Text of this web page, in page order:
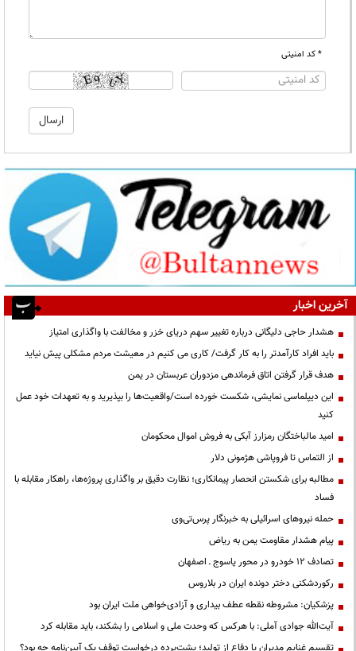
* کد امنیتی
آخرین اخبار
هشدار حاجی دلیگانی درباره تغییر سهم دریای خزر و مخالفت با واگذاری امتیاز
باید افراد کارآمدتر را به کار گرفت/ کاری می کنیم در معیشت مردم مشکلی پیش نیاید
هدف قرار گرفتن اتاق‌ فرماندهی مزدوران عربستان در یمن
این دیپلماسی نمایشی، شکست خورده است/واقعیت‌ها را بپذیرید و به تعهدات خود عمل
کنید
امید مالباختگان رمزارز آبکی به فروش اموال محکومان
از التماس تا فروپاشی هژمونی دلار
مطالبه برای شکستن انحصار پیمانکاری؛ نظارت دقیق بر واگذاری پروژه‌ها، راهکار مقابله با
فساد
حمله نیروهای اسرائیلی به خبرنگار پرس‌تی‌وی
پیام هشدار مقاومت یمن به ریاض
تصادف ۱۲ خودرو در محور یاسوج ـ اصفهان
رکوردشکنی دختر دونده ایران در بلاروس
پزشکیان: مشروطه نقطه عطف بیداری و آزادی‌خواهی ملت ایران بود
آیت‌الله جوادی آملی: با هرکس که وحدت ملی و اسلامی را بشکند، باید مقابله کرد
تقسیم غنایم مدیران یا دفاع از تولید؛ پشت‌پرده درخواست توقف یک آیین‌نامه چه بود؟